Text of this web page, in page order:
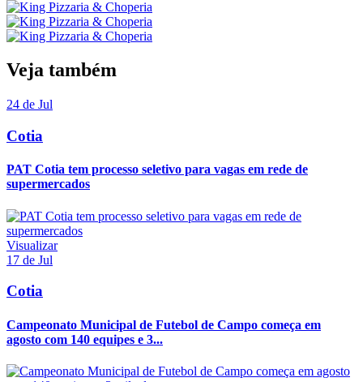
Veja também
24 de Jul
Cotia
PAT Cotia tem processo seletivo para vagas em rede de
supermercados
Visualizar
17 de Jul
Cotia
Campeonato Municipal de Futebol de Campo começa em
agosto com 140 equipes e 3...